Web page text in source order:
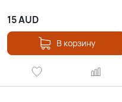
15AUD
В корзину